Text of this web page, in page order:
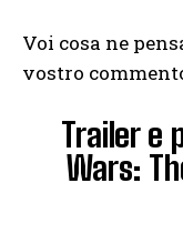
Voi cosa ne
vostro
Trailer e
Wars: